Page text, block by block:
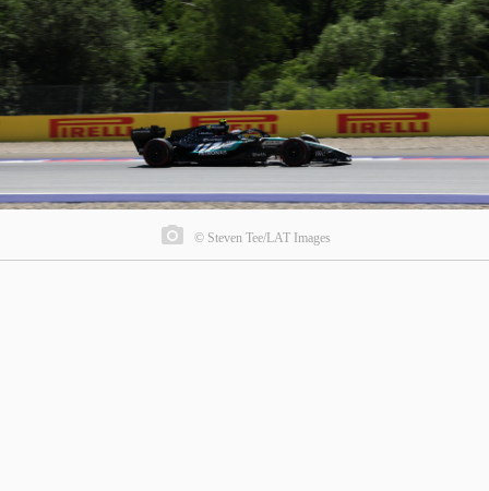
© Steven Tee/LAT Images